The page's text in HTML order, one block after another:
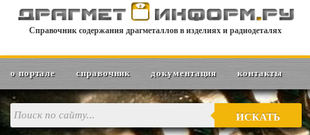
Справочник содержания драгметаллов в изделиях и радиодеталях
о портале справочник документация контакты
ИСКАТЬ